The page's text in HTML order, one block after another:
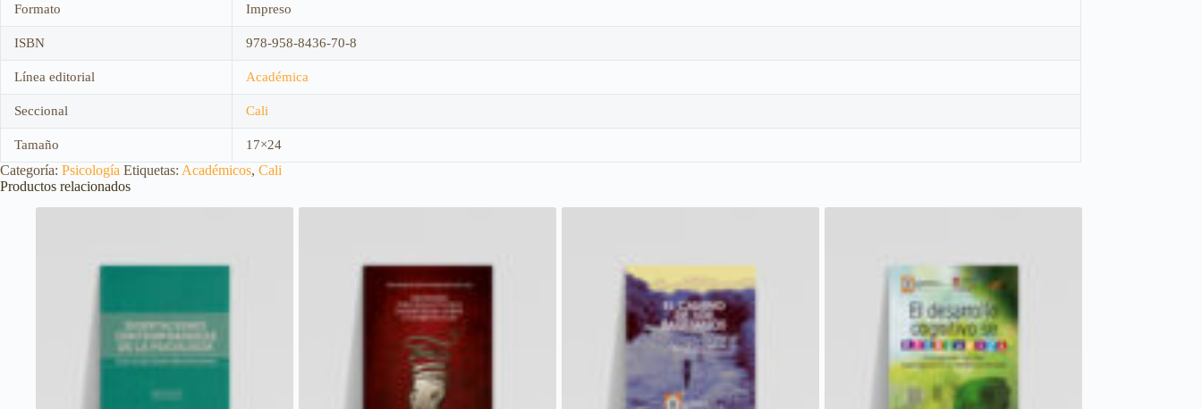
Formato Impreso
ISBN 978-958-8436-70-8
Línea editorial Académica
Seccional Cali
Tamaño 17×24
Categoría: Psicología Etiquetas: Académicos, Cali
Productos relacionados